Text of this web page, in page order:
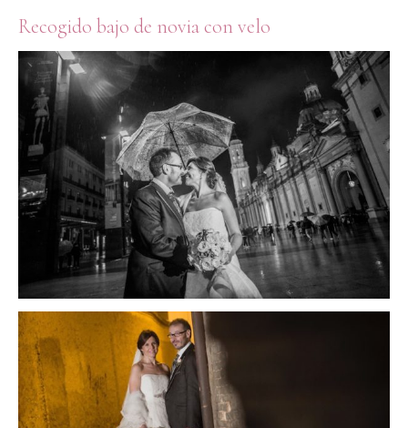
Recogido bajo de novia con velo